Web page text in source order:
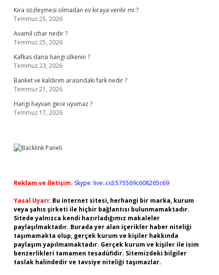
Kira sözleşmesi olmadan ev kiraya verilir mi ?
Temmuz 25, 2026
Avamil izhar nedir ?
Temmuz 25, 2026
Kafkas dansı hangi ülkenin ?
Temmuz 23, 2026
Banket ve kaldırım arasındaki fark nedir ?
Temmuz 21, 2026
Hangi hayvan gece uyumaz ?
Temmuz 17, 2026
Reklam ve İletişim: Skype: live:.cid.575569c608265c69
Yasal Uyarı: Bu internet sitesi, herhangi bir marka, kurum
veya şahıs şirketi ile hiçbir bağlantısı bulunmamaktadır.
Sitede yalnızca kendi hazırladığımız makaleler
paylaşılmaktadır. Burada yer alan içerikler haber niteliği
taşımamakta olup, gerçek kurum ve kişiler hakkında
paylaşım yapılmamaktadır. Gerçek kurum ve kişiler ile isim
benzerlikleri tamamen tesadüfidir. Sitemizdeki bilgiler
taslak halindedir ve tavsiye niteliği taşımazlar.